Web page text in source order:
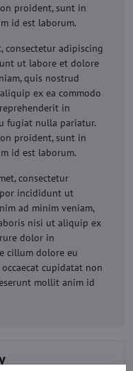
proident, sunt in
id est laborum.
consectetur adipiscing
ut labore et dolore
quis nostrud
ex ea commodo
in
fugiat nulla pariatur.
proident, sunt in
id est laborum.
consectetur
incididunt ut
ad minim veniam,
nisi ut aliquip ex
dolor in
cillum dolore eu
cupidatat non
mollit anim id